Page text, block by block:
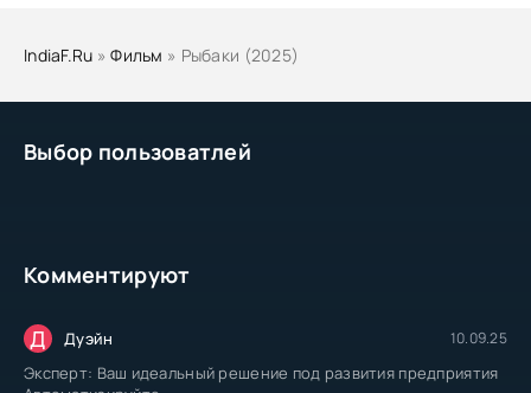
Выбор пользоватлей
Комментируют
Д Дуэйн 10.09.25
Эксперт: Ваш идеальный решение под развития предприятия
IndiaF.Ru »Фильм » Рыбаки (2025)